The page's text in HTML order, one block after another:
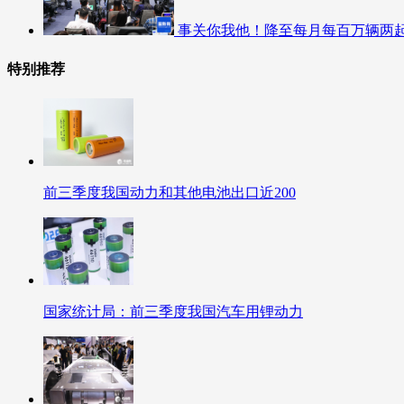
事关你我他！降至每月每百万辆两
特别推荐
前三季度我国动力和其他电池出口近200
国家统计局：前三季度我国汽车用锂动力